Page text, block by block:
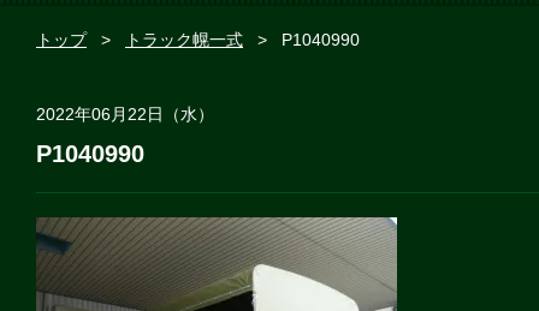
トップ > トラック幌一式 > P1040990
2022年06月22日（水）
P1040990